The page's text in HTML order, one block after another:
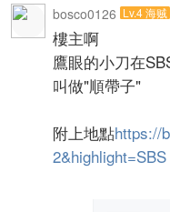
bosco0126 Lv.4 海贼
樓主啊
鷹眼的小刀在
叫做"順帶子"
附上地點https://
2&highlight=SBS